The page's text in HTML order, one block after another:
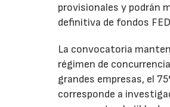
provisionales y podrán
definitiva de fondos
La convocatoria
régimen de
grandes empresas, el
corresponde a